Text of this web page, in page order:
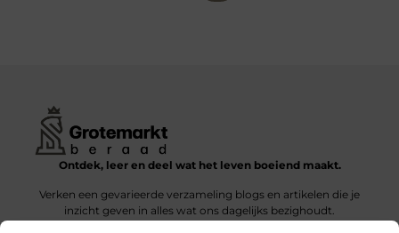
Ontdek, leer en deel wat het leven boeiend maakt.
Verken een gevarieerde verzameling blogs en artikelen die je
inzicht geven in alles wat ons dagelijks bezighoudt.